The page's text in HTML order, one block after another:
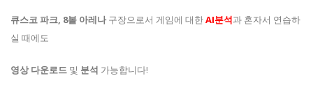
큐스코 파크, 8볼 아레나구장으로서 게임에 대한AI분석과 혼자서 연습하
실 때에도
영상 다운로드 및 분석 가능합니다!